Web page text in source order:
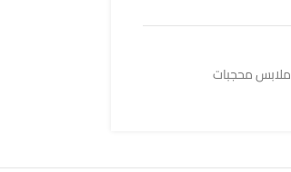
ملابس محجبات